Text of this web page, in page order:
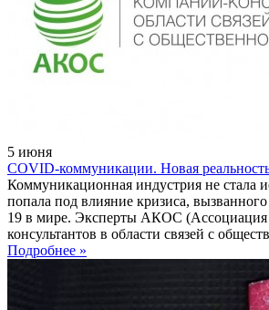
5 июня
COVID-коммуникации. Новая
Коммуникационная индустрия не стала
попала под влияние кризиса,
19 в мире. Эксперты АКОС
консультантов в области связей с
Подробнее »